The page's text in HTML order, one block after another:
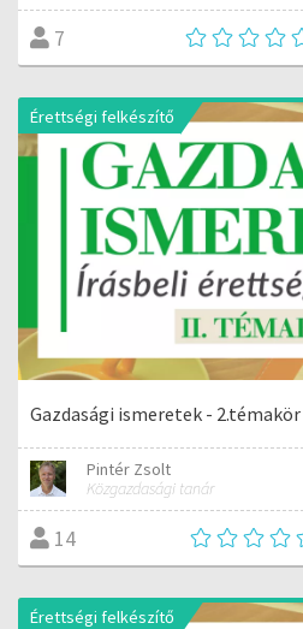
7
Érettségi felkészítő
Gazdasági ismeretek - 2.témakör
Pintér Zsolt
Közgazdasági tanár
14
Érettségi felkészítő